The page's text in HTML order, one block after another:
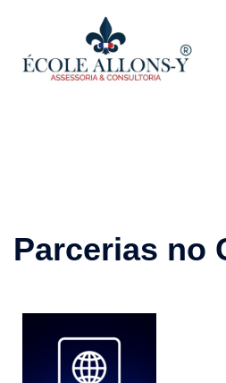
Parcerias no